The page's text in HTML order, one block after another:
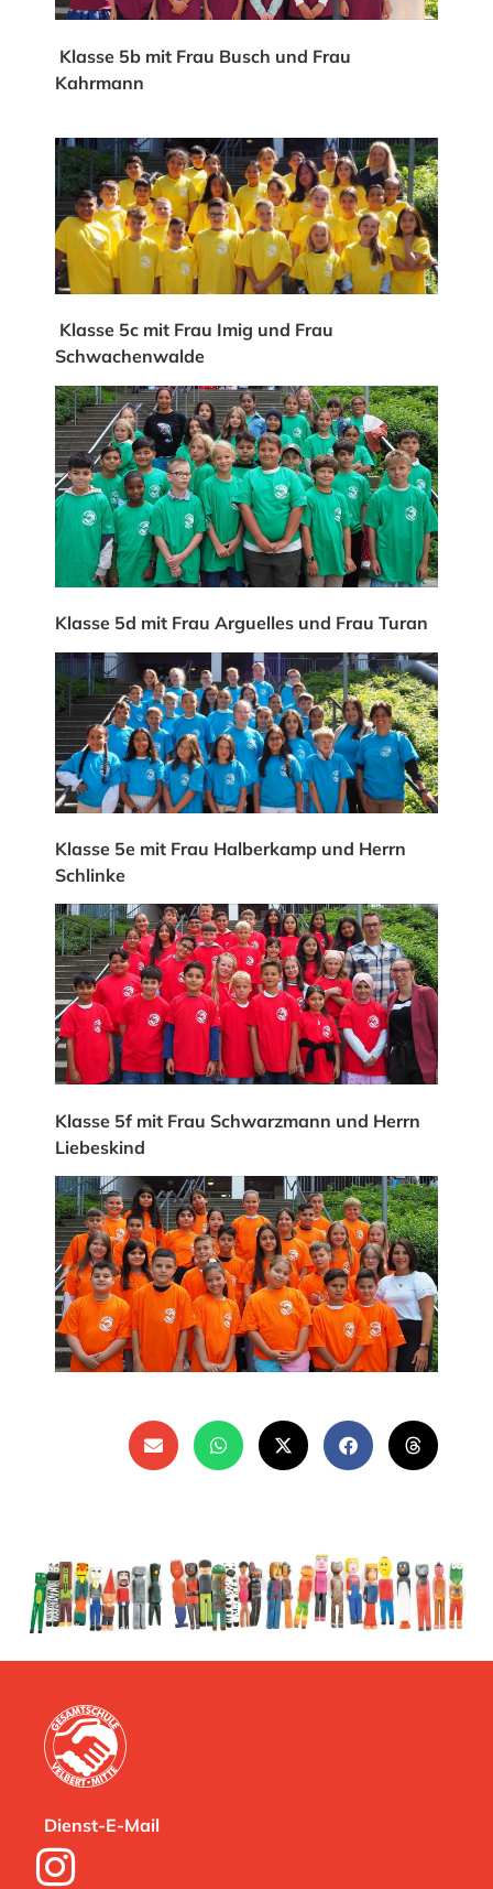
Klasse 5b mit Frau Busch und Frau
Kahrmann
Klasse 5c mit Frau Imig und Frau
Schwachenwalde
Klasse 5d mit Frau Arguelles und Frau Turan
Klasse 5e mit Frau Halberkamp und Herrn
Schlinke
Klasse 5f mit Frau Schwarzmann und Herrn
Liebeskind
Dienst-E-Mail